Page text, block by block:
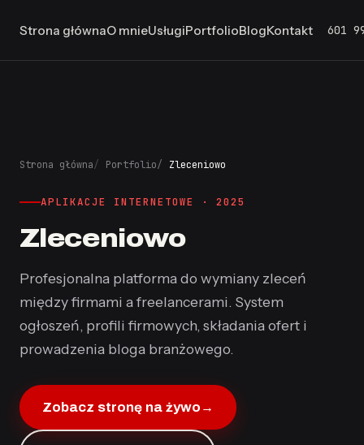
Strona głównaO mnieUsługiPortfolioBlogKontakt 601
Strona główna Portfolio Zleceniowo
APLIKACJE INTERNETOWE · 2025
Zleceniowo
Profesjonalna platforma do wymiany zleceń
między firmami a freelancerami. System
ogłoszeń, profili firmowych, składania ofert i
prowadzenia bloga branżowego.
Zobacz stronę na żywo →